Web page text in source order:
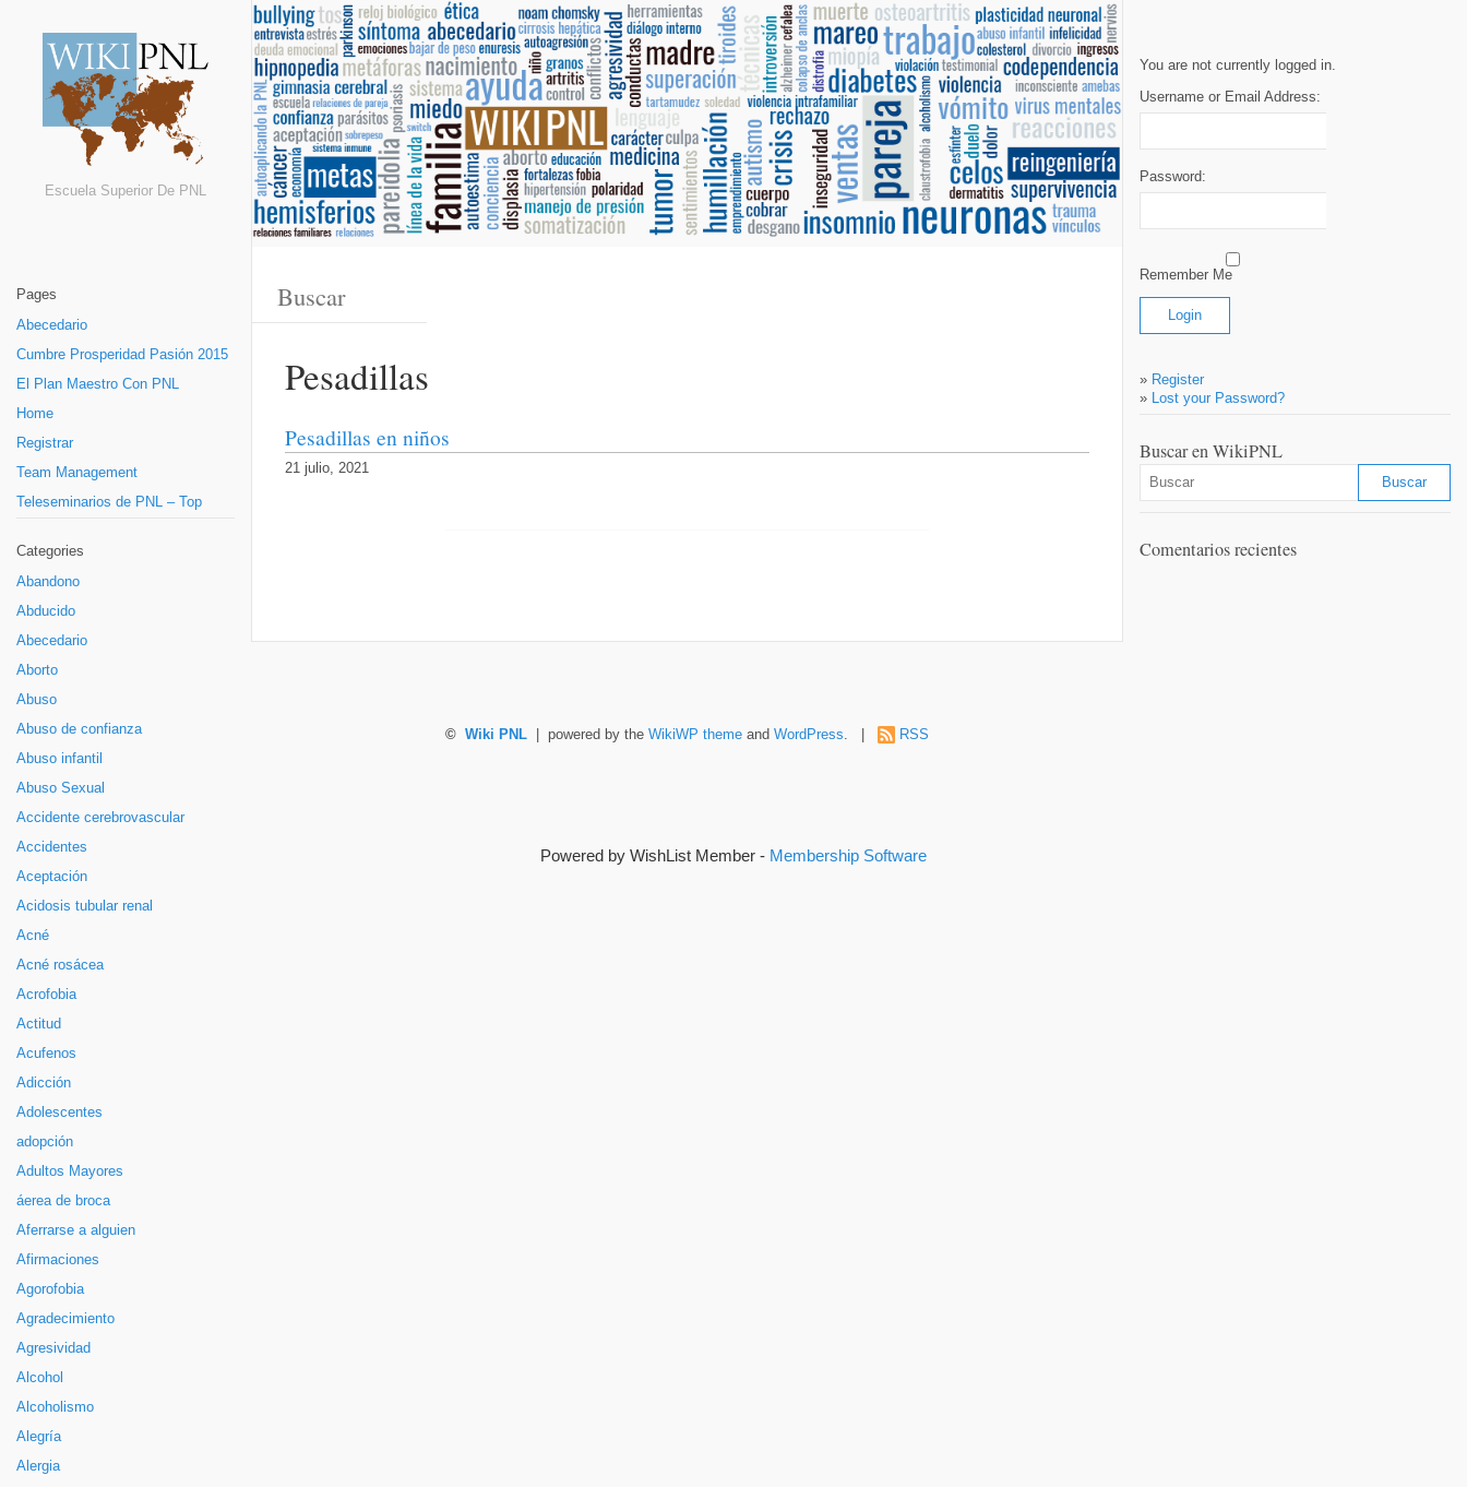
Escuela Superior De PNL
Pages
Abecedario
Cumbre Prosperidad Pasión 2015
El Plan Maestro Con PNL
Home
Registrar
Team Management
Teleseminarios de PNL – Top
Categories
Abandono
Abducido
Abecedario
Aborto
Abuso
Abuso de confianza
Abuso infantil
Abuso Sexual
Accidente cerebrovascular
Accidentes
Aceptación
Acidosis tubular renal
Acné
Acné rosácea
Acrofobia
Actitud
Acufenos
Adicción
Adolescentes
adopción
Adultos Mayores
áerea de broca
Aferrarse a alguien
Afirmaciones
Agorofobia
Agradecimiento
Agresividad
Alcohol
Alcoholismo
Alegría
Alergia
Pesadillas
Pesadillas en niños
21 julio, 2021
You are not currently logged in.
Username or Email Address:
Password:
Remember Me
» Register
» Lost your Password?
Buscar en WikiPNL
Comentarios recientes
© Wiki PNL | powered by the WikiWP theme and WordPress. | RSS
Powered by WishList Member - Membership Software